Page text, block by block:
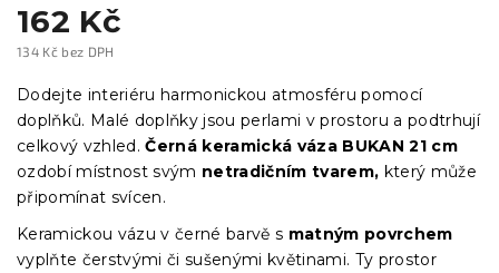
162 Kč
134 Kč bez DPH
cena:
Dodejte interiéru harmonickou atmosféru pomocí
doplňků. Malé doplňky jsou perlami v prostoru a podtrhují
celkový vzhled.Černá keramická váza BUKAN 21 cm
ozdobí místnost svým netradičním tvarem, který může
připomínat svícen.
Keramickou vázu v černé barvě s matným povrchem
vyplňte čerstvými či sušenými květinami. Ty prostor